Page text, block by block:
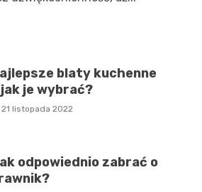
blaty kuchenne
jak je wybrać?
21 listopada 2022
odpowiednio zabrać o